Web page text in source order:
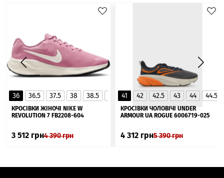
36 36.5 37.5 38 38.5 40 40.5
41
▲
КРОСІВКИ ЖІНОЧІ NIKE W
REVOLUTION 7 FB2208-604
3 512 грн4 390грн
41 42 42.5 43 44 44.5
КРОСІВКИ ЧОЛОВІЧІ UNDER
ARMOUR UA ROGUE 6006719-025
4 312 грн5 390грн